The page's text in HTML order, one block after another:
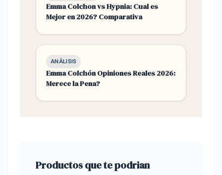
Emma Colchon vs Hypnia: Cual es
Mejor en 2026? Comparativa
ANÁLISIS
Emma Colchón Opiniones Reales 2026:
Merece la Pena?
Productos que te podrian